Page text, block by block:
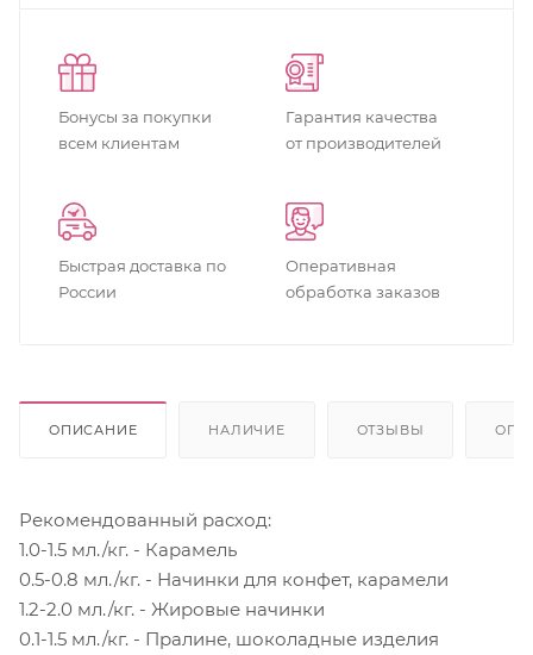
Бонусы за покупки
всем клиентам
Гарантия качества
от производителей
Быстрая доставка по
России
Оперативная
обработка заказов
ОПИСАНИЕ НАЛИЧИЕ ОТЗЫВЫ
Рекомендованный расход:
1.0-1.5 мл./кг. - Карамель
0.5-0.8 мл./кг. - Начинки для конфет, карамели
1.2-2.0 мл./кг. - Жировые начинки
0.1-1.5 мл./кг. - Пралине, шоколадные изделия